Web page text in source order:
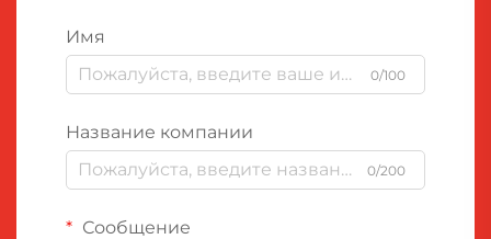
Имя
0/100
Название компании
0/200
Сообщение